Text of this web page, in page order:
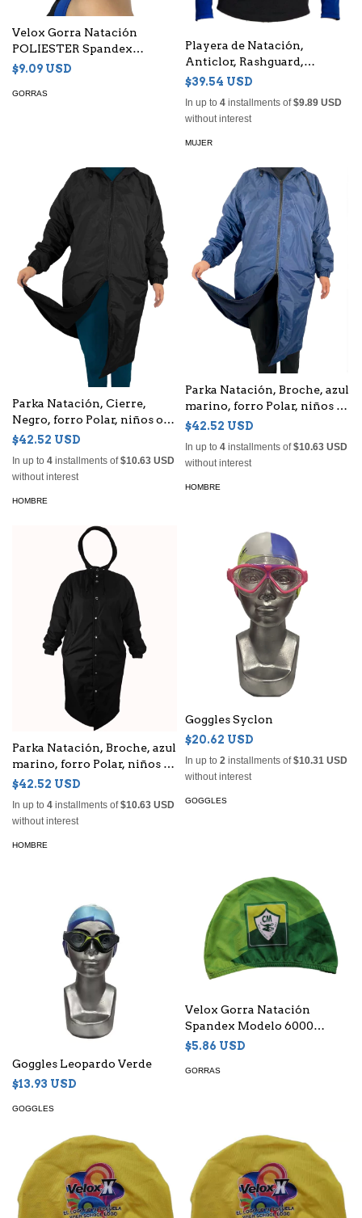
Velox Gorra Natación
POLIESTER Spandex
Sublimada Perzonalizada -
$9.09 USD
GORRAS
Playera de Natación,
Anticlor, Rashguard,
Hombre - (copia)
$39.54 USD
In up to 4 installments of$9.89 USD
without interest
MUJER
Parka Natación, Cierre,
Negro, forro Polar, niños o
adultos, Unisex
$42.52 USD
In up to 4 installments of$10.63 USD
without interest
HOMBRE
Parka Natación, Broche, azul
marino, forro Polar, niños o
adultos, Unisex - (copia)
$42.52 USD
In up to 4 installments of$10.63 USD
without interest
HOMBRE
Parka Natación, Broche, azul
marino, forro Polar, niños o
adultos, Unisex - (copia)
$42.52 USD
In up to 4 installments of$10.63 USD
without interest
HOMBRE
Goggles Syclon
$20.62 USD
In up to 2 installments of$10.31 USD
without interest
GOGGLES
Goggles Leopardo Verde
$13.93 USD
GOGGLES
Velox Gorra Natación
Spandex Modelo 6000
Sublimada
$5.86 USD
GORRAS